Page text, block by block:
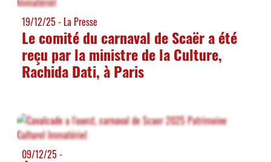
19/12/25 - La Presse
Le comité du carnaval de Scaër a été
reçu par la ministre de la Culture,
Rachida Dati, à Paris
09/12/25 -